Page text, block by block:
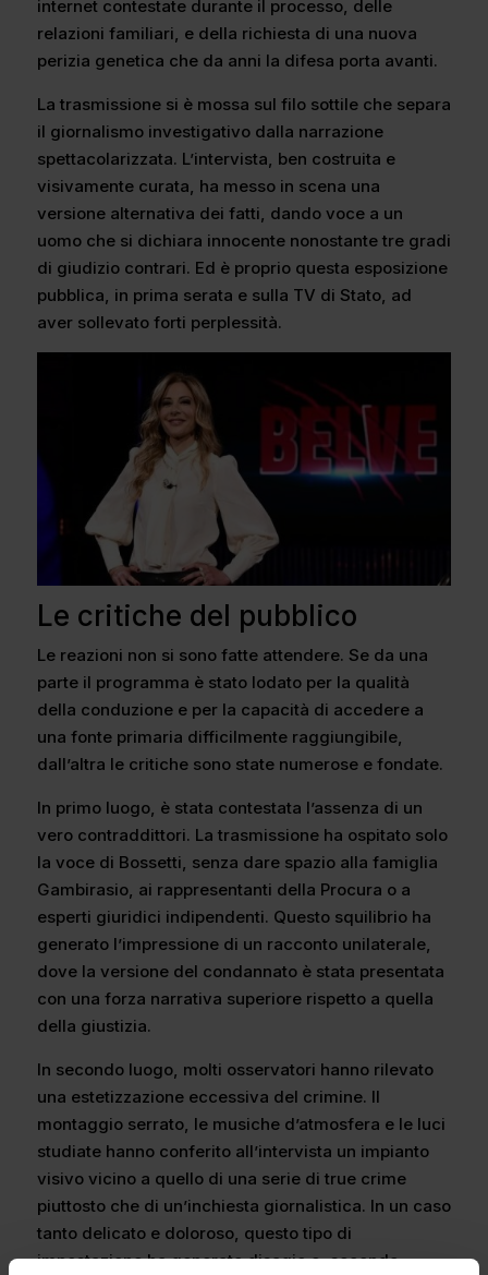
internet contestate durante il processo, delle
relazioni familiari, e della richiesta di una nuova
perizia genetica che da anni la difesa porta avanti.
La trasmissione si è mossa sul filo sottile che separa
il giornalismo investigativo dalla narrazione
spettacolarizzata. L’intervista, ben costruita e
visivamente curata, ha messo in scena una
versione alternativa dei fatti, dando voce a un
uomo che si dichiara innocente nonostante tre gradi
di giudizio contrari. Ed è proprio questa esposizione
pubblica, in prima serata e sulla TV di Stato, ad
aver sollevato forti perplessità.
Le critiche del pubblico
Le reazioni non si sono fatte attendere. Se da una
parte il programma è stato lodato per la qualità
della conduzione e per la capacità di accedere a
una fonte primaria difficilmente raggiungibile,
dall’altra le critiche sono state numerose e fondate.
In primo luogo, è stata contestata l’assenza di un
vero contraddittori. La trasmissione ha ospitato solo
la voce di Bossetti, senza dare spazio alla famiglia
Gambirasio, ai rappresentanti della Procura o a
esperti giuridici indipendenti. Questo squilibrio ha
generato l’impressione di un racconto unilaterale,
dove la versione del condannato è stata presentata
con una forza narrativa superiore rispetto a quella
della giustizia.
In secondo luogo, molti osservatori hanno rilevato
una estetizzazione eccessiva del crimine. Il
montaggio serrato, le musiche d’atmosfera e le luci
studiate hanno conferito all’intervista un impianto
visivo vicino a quello di una serie di true crime
piuttosto che di un’inchiesta giornalistica. In un caso
tanto delicato e doloroso, questo tipo di
impostazione ha generato disagio e, secondo